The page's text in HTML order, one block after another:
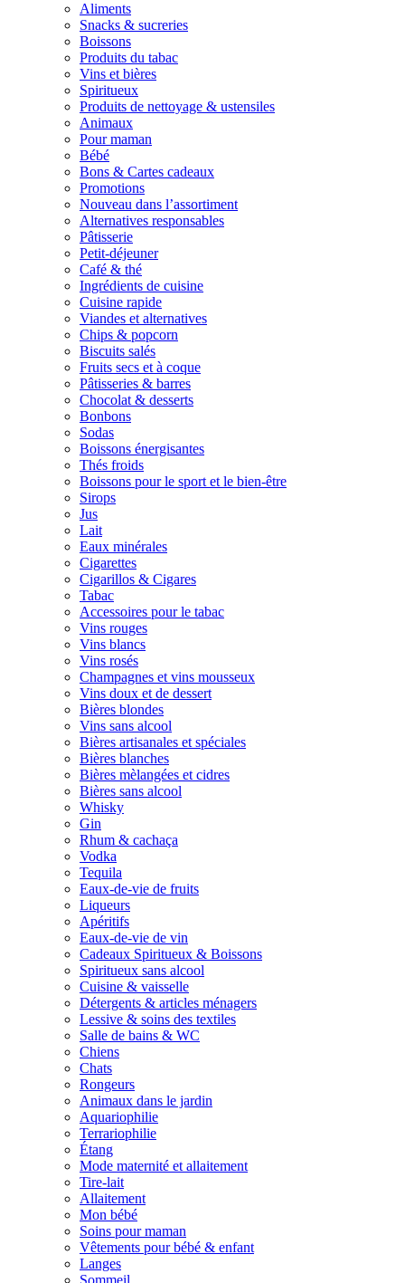
Aliments
Snacks & sucreries
Boissons
Produits du tabac
Vins et bières
Spiritueux
Produits de nettoyage & ustensiles
Animaux
Pour maman
Bébé
Bons & Cartes cadeaux
Promotions
Nouveau dans l’assortiment
Alternatives responsables
Pâtisserie
Petit-déjeuner
Café & thé
Ingrédients de cuisine
Cuisine rapide
Viandes et alternatives
Chips & popcorn
Biscuits salés
Fruits secs et à coque
Pâtisseries & barres
Chocolat & desserts
Bonbons
Sodas
Boissons énergisantes
Thés froids
Boissons pour le sport et le bien-être
Sirops
Jus
Lait
Eaux minérales
Cigarettes
Cigarillos & Cigares
Tabac
Accessoires pour le tabac
Vins rouges
Vins blancs
Vins rosés
Champagnes et vins mousseux
Vins doux et de dessert
Bières blondes
Vins sans alcool
Bières artisanales et spéciales
Bières blanches
Bières mèlangées et cidres
Bières sans alcool
Whisky
Gin
Rhum & cachaça
Vodka
Tequila
Eaux-de-vie de fruits
Liqueurs
Apéritifs
Eaux-de-vie de vin
Cadeaux Spiritueux & Boissons
Spiritueux sans alcool
Cuisine & vaisselle
Détergents & articles ménagers
Lessive & soins des textiles
Salle de bains & WC
Chiens
Chats
Rongeurs
Animaux dans le jardin
Aquariophilie
Terrariophilie
Étang
Mode maternité et allaitement
Tire-lait
Allaitement
Mon bébé
Soins pour maman
Vêtements pour bébé & enfant
Langes
Sommeil